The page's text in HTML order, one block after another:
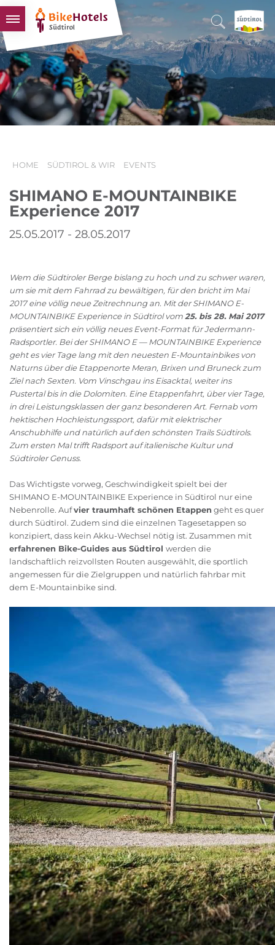
BIKEHOTELS
HOTELS & PAKETE
TOUREN & REVIERE
SÜDTIROL & WIR
HOME SÜDTIROL & WIR EVENTS
SHIMANO E-MOUNTAINBIKE
Experience 2017
25.05.2017 - 28.05.2017
Wem die Südtiroler Berge bislang zu hoch und zu schwer waren,
um sie mit dem Fahrrad zu bewältigen, für den bricht im Mai
2017 eine völlig neue Zeitrechnung an. Mit der SHIMANO E-
MOUNTAINBIKE Experience in Südtirol vom 25. bis 28. Mai 2017
präsentiert sich ein völlig neues Event-Format für Jedermann-
Radsportler. Bei der SHIMANO E — MOUNTAINBIKE Experience
geht es vier Tage lang mit den neuesten E-Mountainbikes von
Naturns über die Etappenorte Meran, Brixen und Bruneck zum
Ziel nach Sexten. Vom Vinschgau ins Eisacktal, weiter ins
Pustertal bis in die Dolomiten. Eine Etappenfahrt, über vier Tage,
in drei Leistungsklassen der ganz besonderen Art. Fernab vom
hektischen Hochleistungssport, dafür mit elektrischer
Anschubhilfe und natürlich auf den schönsten Trails Südtirols.
Zum ersten Mal trifft Radsport auf italienische Kultur und
Südtiroler Genuss.
Das Wichtigste vorweg, Geschwindigkeit spielt bei der
SHIMANO E-MOUNTAINBIKE Experience in Südtirol nur eine
Nebenrolle. Aufvier traumhaft schönen Etappen geht es quer
durch Südtirol. Zudem sind die einzelnen Tagesetappen so
konzipiert, dass kein Akku-Wechsel nötig ist. Zusammen mit
erfahrenen Bike-Guides aus Südtirol werden die
landschaftlich reizvollsten Routen ausgewählt, die sportlich
angemessen für die Zielgruppen und natürlich fahrbar mit
dem E-Mountainbike sind.